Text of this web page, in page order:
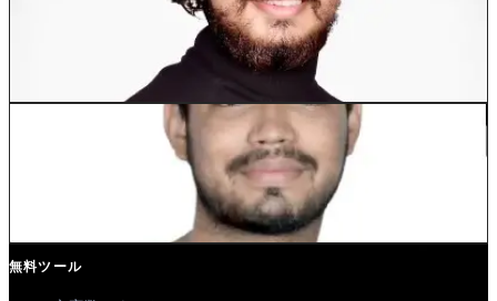
Kunal Singh Shekhawat
無料ツール